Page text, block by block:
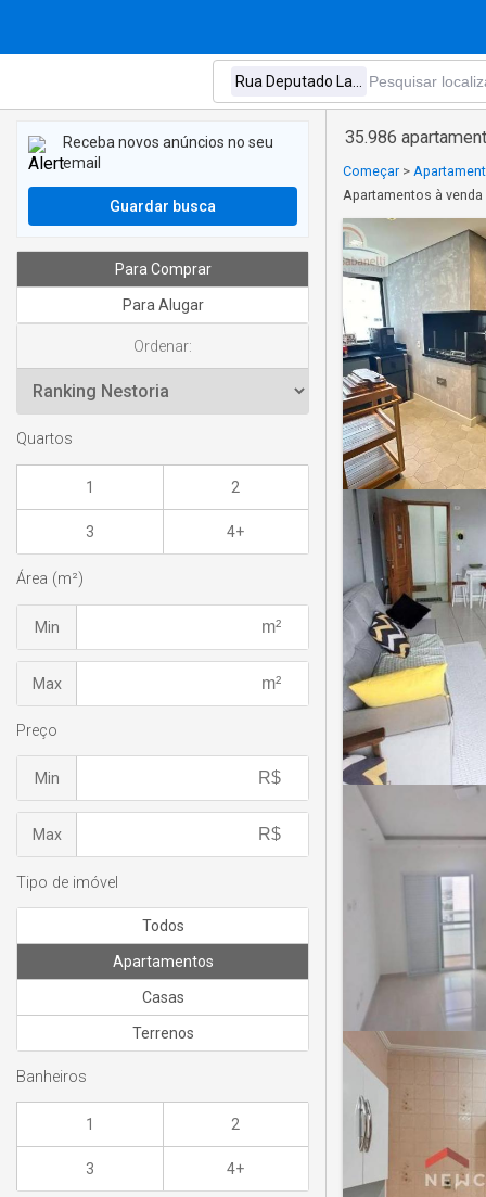
35.986
Começar >
Apartamentos à venda
Receba novos anúncios no seu
email
Guardar busca
Para Comprar
Para Alugar
Ordenar:
Quartos
1 2
3 4+
Área (m²)
Min
Max
Preço
Min
Max
Tipo de imóvel
Todos
Apartamentos
Casas
Terrenos
Banheiros
1 2
3 4+